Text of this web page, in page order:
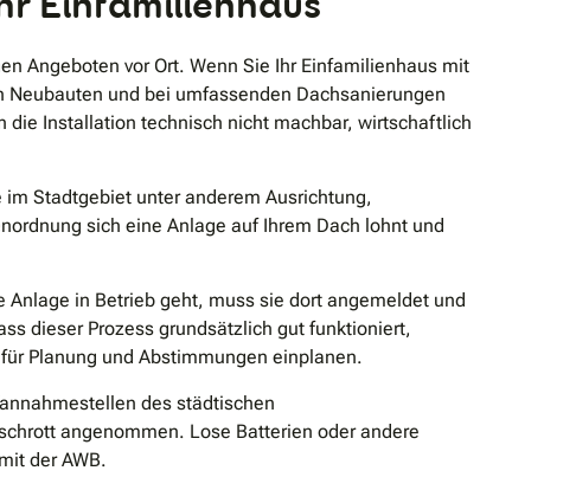
Angeboten vor Ort. Wenn Sie Ihr Einfamilienhaus mit
und bei umfassenden Dachsanierungen
die Installation technisch nicht machbar, wirtschaftlich
Stadtgebiet unter anderem Ausrichtung,
sich eine Anlage auf Ihrem Dach lohnt und
Anlage in Betrieb geht, muss sie dort angemeldet und
dieser Prozess grundsätzlich gut funktioniert,
Planung und Abstimmungen einplanen.
des städtischen
angenommen. Lose Batterien oder andere
der AWB.